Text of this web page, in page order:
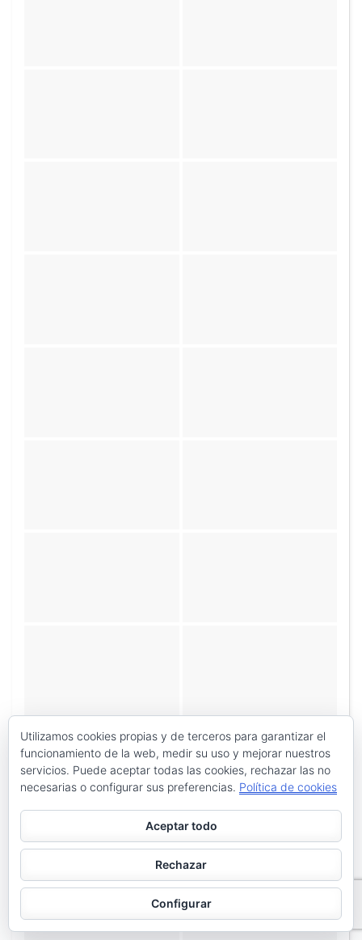
« ‹ de3 › »
Utilizamos cookies propias y de terceros para garantizar el
funcionamiento de la web, medir su uso y mejorar nuestros
servicios. Puede aceptar todas las cookies, rechazar las no
necesarias o configurar sus preferencias. Política de cookies
Aceptar todo
Rechazar
Configurar